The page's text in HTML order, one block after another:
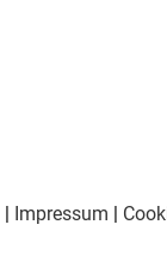
| Impressum |